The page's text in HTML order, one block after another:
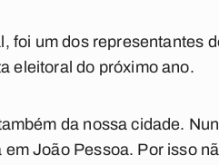
foi um dos representantes
eleitoral do próximo ano.
da nossa cidade.
João Pessoa. Por isso